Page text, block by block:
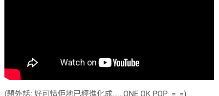
(題外話:好可惜佢地已經進化成……ONE OK POP =_=)